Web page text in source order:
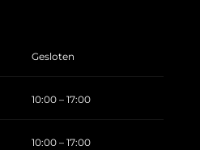
Gesloten
10:00 – 17:00
10:00 – 17:00